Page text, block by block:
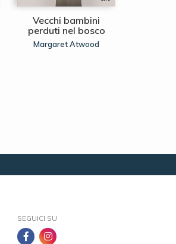
Vecchi bambini
perduti nel bosco
Margaret Atwood
SEGUICI SU